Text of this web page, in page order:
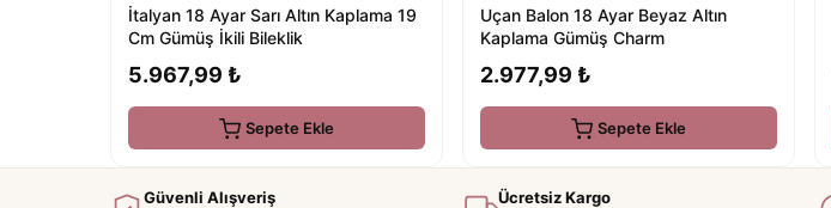
İtalyan 18 Ayar Sarı Altın Kaplama 19
Cm Gümüş İkili Bileklik
5.967,99 ₺
Sepete Ekle
Uçan Balon 18 Ayar Beyaz Altın
Kaplama Gümüş Charm
2.977,99 ₺
Sepete Ekle
Güvenli Alışveriş Ücretsiz Kargo